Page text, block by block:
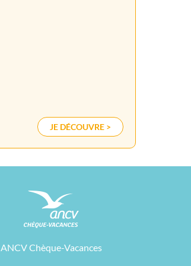
JE DÉCOUVRE >
ANCV Chèque-Vacances